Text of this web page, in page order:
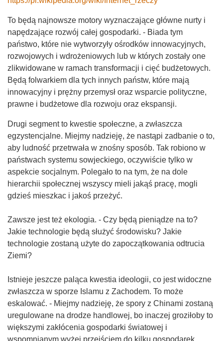
To będą najnowsze motory wyznaczające główne nurty i
napędzające rozwój całej gospodarki. - Biada tym
państwo, które nie wytworzyły ośrodków innowacyjnych,
rozwojowych i wdrożeniowych lub w których zostały one
zlikwidowane w ramach transformacji i cięć budżetowych.
Będą folwarkiem dla tych innych państw, które mają
innowacyjny i prężny przemysł oraz wsparcie polityczne,
prawne i budżetowe dla rozwoju oraz ekspansji.
Drugi segment to kwestie społeczne, a zwłaszcza
egzystencjalne. Miejmy nadzieję, że nastąpi zadbanie o to,
aby ludność przetrwała w znośny sposób. Tak robiono w
państwach systemu sowjeckiego, oczywiście tylko w
aspekcie socjalnym. Polegało to na tym, że na dole
hierarchii społecznej wszyscy mieli jakąś pracę, mogli
gdzieś mieszkac i jakoś przeżyć.
Zawsze jest też ekologia. - Czy będą pieniądze na to?
Jakie technologie będą służyć środowisku? Jakie
technologie zostaną użyte do zapoczątkowania odtrucia
Ziemi?
Istnieje jeszcze paląca kwestia ideologii, co jest widoczne
zwłaszcza w sporze Islamu z Zachodem. To może
eskalować. - Miejmy nadzieję, że spory z Chinami zostaną
uregulowane na drodze handlowej, bo inaczej groziłoby to
większymi zakłócenia gospodarki światowej i
wspomnianym wyżej przejściem do kilku gospodarek